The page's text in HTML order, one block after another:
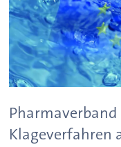
Klageverfahren